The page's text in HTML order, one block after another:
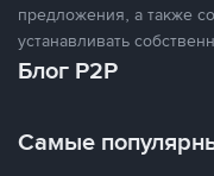
предложения, а также
устанавливать
Блог P2P
Самые